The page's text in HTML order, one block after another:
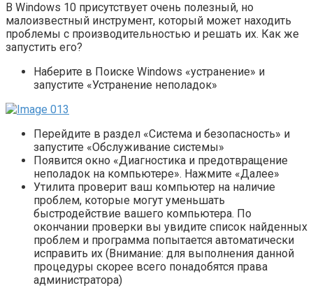
В Windows 10 присутствует очень полезный, но
малоизвестный инструмент, который может находить
проблемы с производительностью и решать их. Как же
запустить его?
Наберите в Поиске Windows «устранение» и
запустите «Устранение неполадок»
Перейдите в раздел «Система и безопасность» и
запустите «Обслуживание системы»
Появится окно «Диагностика и предотвращение
неполадок на компьютере». Нажмите «Далее»
Утилита проверит ваш компьютер на наличие
проблем, которые могут уменьшать
быстродействие вашего компьютера. По
окончании проверки вы увидите список найденных
проблем и программа попытается автоматически
исправить их (Внимание: для выполнения данной
процедуры скорее всего понадобятся права
администратора)